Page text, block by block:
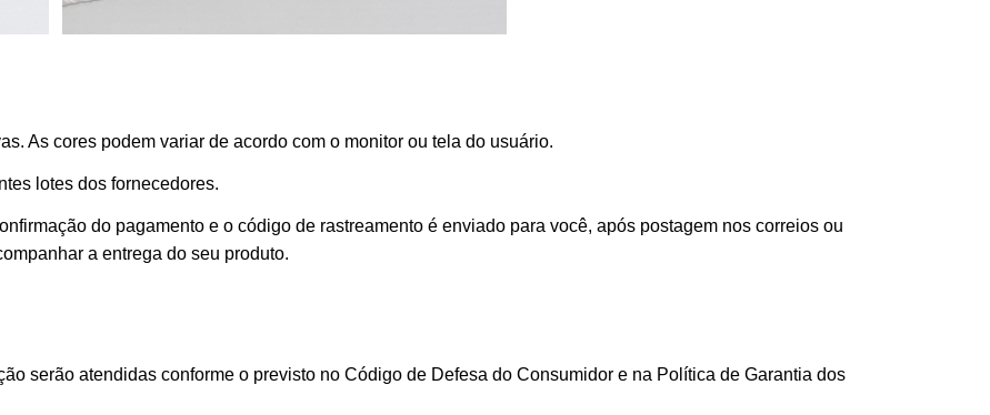
As cores podem variar de acordo com o monitor ou tela do usuário.
lotes dos fornecedores.
do pagamento e o código de rastreamento é enviado para você, após postagem nos correios ou
a entrega do seu produto.
serão atendidas conforme o previsto no Código de Defesa do Consumidor e na Política de Garantia dos